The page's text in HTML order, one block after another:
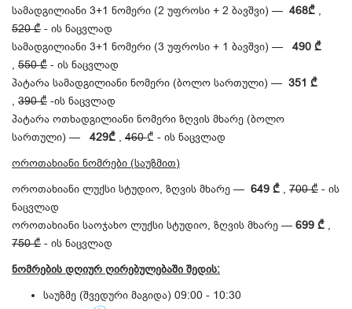
სამადგილიანი 3+1 ნომერი (2 უფროსი + 2 ბავშვი) — 468₾
520 ₾ - ის ნაცვლად
სამადგილიანი 3+1 ნომერი (3 უფროსი + 1 ბავშვი) — 490 ₾
550 ₾ - ის ნაცვლად
პატარა სამადგილიანი ნომერი (ბოლო სართული) — 351 ₾
390 ₾ -ის ნაცვლად
პატარა ოთხადგილიანი ნომერი ზღვის მხარე (ბოლო
სართული) — 429₾ 460₾ - ის ნაცვლად
ოროთახიანი ნომრები (საუზმით)
ოროთახიანი ლუქსი სტუდიო, ზღვის მხარე — 649 ₾ 700 ₾ - ის
ნაცვლად
ოროთახიანი საოჯახო ლუქსი სტუდიო, ზღვის მხარე — 699 ₾
750 ₾ - ის ნაცვლად
ნომრების დღიურ ღირებულებაში შედის:
საუზმე (შვედური მაგიდა) 09:00 - 10:30